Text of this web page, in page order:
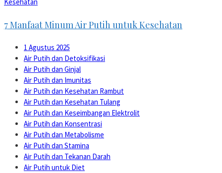
7 Manfaat Minum Air Putih untuk Kesehatan
1 Agustus 2025
Air Putih dan Detoksifikasi
Air Putih dan Ginjal
Air Putih dan Imunitas
Air Putih dan Kesehatan Rambut
Air Putih dan Kesehatan Tulang
Air Putih dan Keseimbangan Elektrolit
Air Putih dan Konsentrasi
Air Putih dan Metabolisme
Air Putih dan Stamina
Air Putih dan Tekanan Darah
Air Putih untuk Diet